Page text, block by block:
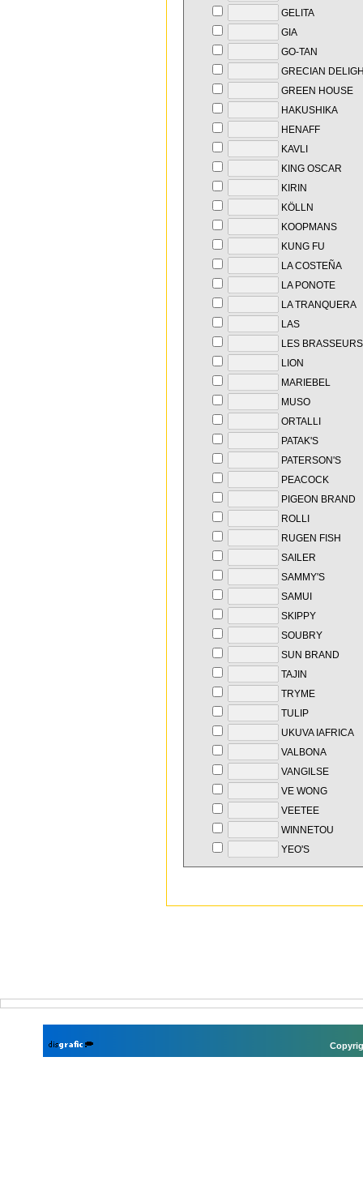
GELITA
GIA
GO-TAN
GRECIAN
GREEN HOUSE
HAKUSHIKA
HENAFF
KAVLI
KING OSCAR
KIRIN
KÖLLN
KOOPMANS
KUNG FU
LA COSTEÑA
LA PONOTE
LA TRANQUERA
LAS
LES
LION
MARIEBEL
MUSO
ORTALLI
PATAK'S
PATERSON'S
PEACOCK
PIGEON BRAND
ROLLI
RUGEN FISH
SAILER
SAMMY'S
SAMUI
SKIPPY
SOUBRY
SUN BRAND
TAJIN
TRYME
TULIP
UKUVA IAFRICA
VALBONA
VANGILSE
VE WONG
VEETEE
WINNETOU
YEO'S